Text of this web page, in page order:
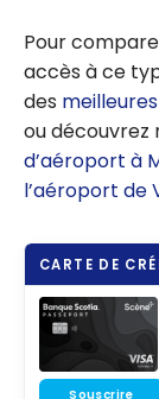
Pour
accès à ce
des
ou découvrez
d’aéroport à
l’aéroport de
CARTE DE
Souscrire